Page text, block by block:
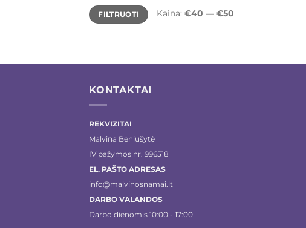
Min
kaina
Maks
kaina
FILTRUOTI Kaina: €40 — €50
KONTAKTAI
REKVIZITAI
Malvina Beniušytė
IV pažymos nr. 996518
EL. PAŠTO ADRESAS
info@malvinosnamai.lt
DARBO VALANDOS
Darbo dienomis 10:00 - 17:00